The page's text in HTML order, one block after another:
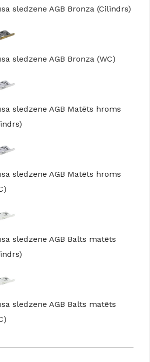
aksesuāri
sledzene AGB Bronza (Cilindrs)
sledzene AGB Bronza (WC)
sledzene AGB Matēts hroms
sledzene AGB Matēts hroms
sledzene AGB Balts matēts
sledzene AGB Balts matēts